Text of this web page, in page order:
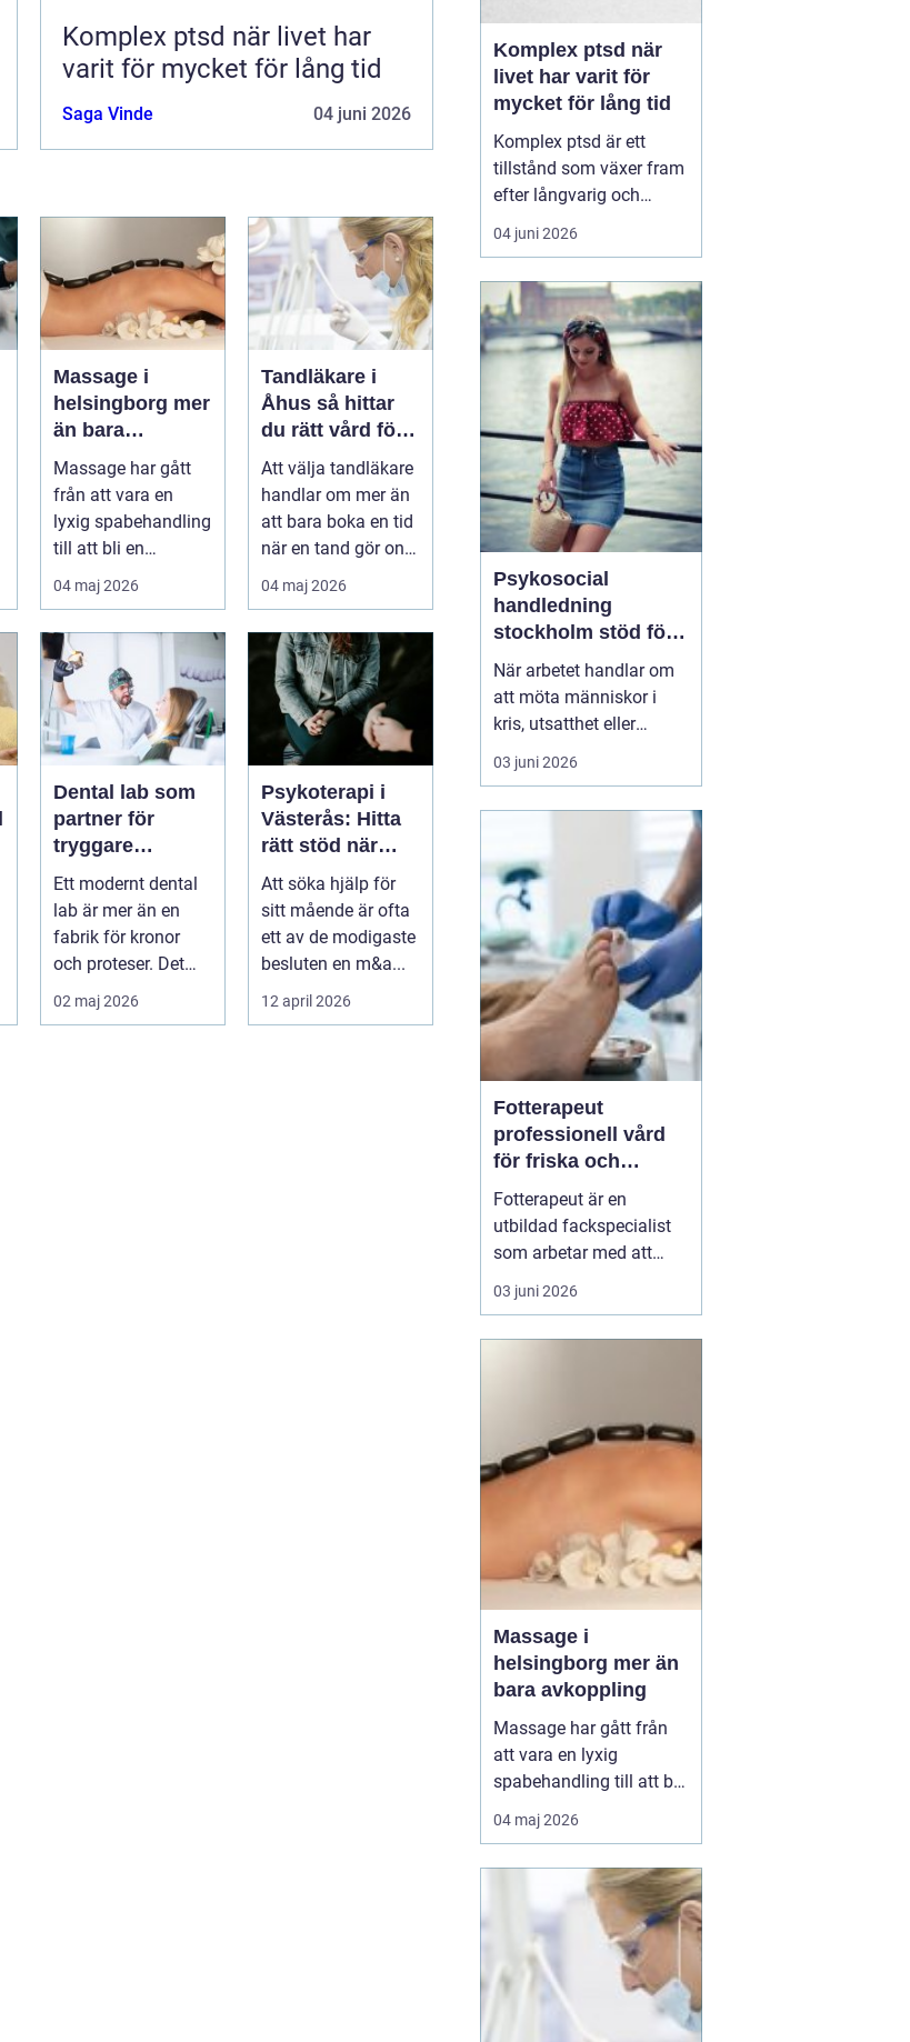
Komplex ptsd när livet har
varit för mycket för lång tid
Saga Vinde 04 juni 2026
Massage i
helsingborg mer
än bara
avkoppling
Massage har gått
från att vara en
lyxig spabehandling
till att bli en
självklar del av
mångas vardag...
04 maj 2026
Tandläkare i
Åhus så hittar
du rätt vård för
dina tänder
Att välja tandläkare
handlar om mer än
att bara boka en tid
när en tand gör ont.
En bra
tandvårdskli...
04 maj 2026
Dental lab som
partner för
tryggare
tandvård
Ett modernt dental
lab är mer än en
fabrik för kronor
och proteser. Det
fungerar som en
förlängning ...
02 maj 2026
Psykoterapi i
Västerås: Hitta
rätt stöd när
livet skaver
Att söka hjälp för
sitt mående är ofta
ett av de modigaste
besluten en m&a...
12 april 2026
Komplex ptsd när
livet har varit för
mycket för lång tid
Komplex ptsd är ett
tillstånd som växer fram
efter långvarig och
upprepad utsatthet, ofta
i relationer som skulle
känner sig förvirrade,
skamsna eller svaga när
kropp och psyke
reagerar starkare än vad
situationen verkar
motivera. ...
04 juni 2026
Psykosocial
handledning
stockholm stöd för
hållbart arbete med
människor
När arbetet handlar om
att möta människor i
kris, utsatthet eller
beroende prövas både
yrkesrollen och den egna
socialtjänst, skola,
omsorg, HVB, öppenvård
eller rättsväsende känner
igen kombinationen av
höga krav, kompl...
03 juni 2026
Fotterapeut
professionell vård
för friska och
starkare fötter
Fotterapeut är en
utbildad fackspecialist
som arbetar med att
förebygga, behandla och
lindra problem i fötter
tid utan att söka hjälp,
trots att rätt behandling
o...
03 juni 2026
Massage i
helsingborg mer än
bara avkoppling
Massage har gått från
att vara en lyxig
spabehandling till att bli
en självklar del av
mångas vardagliga
visar att regelbunden
beröring kan sänka
stressnivåer, lindra
smärta och förbättra
sömnen. I en stad som
04 maj 2026